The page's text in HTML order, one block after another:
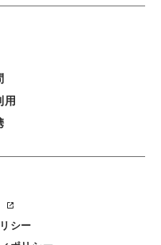
用
シー